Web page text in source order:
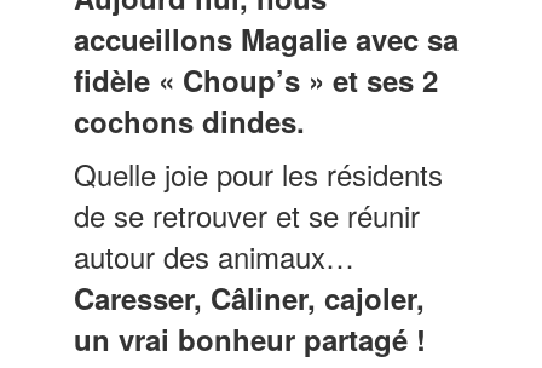
accueillons Magalie avec sa
fidèle « Choup’s » et ses 2
cochons dindes.
Quelle joie pour les résidents
de se retrouver et se réunir
autour des animaux…
Caresser, Câliner, cajoler,
un vrai bonheur partagé !